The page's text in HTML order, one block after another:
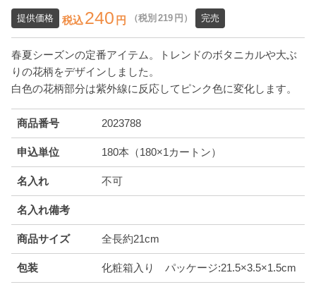
提供価格 税込240 円 （税別 219 円） 完売
春夏シーズンの定番アイテム。トレンドのボタニカルや大ぶ
りの花柄をデザインしました。
白色の花柄部分は紫外線に反応してピンク色に変化します。
商品番号 2023788
申込単位 180本（180×1カートン）
名入れ 不可
名入れ備考
商品サイズ 全長約21cm
包装 化粧箱入り パッケージ:21.5×3.5×1.5cm